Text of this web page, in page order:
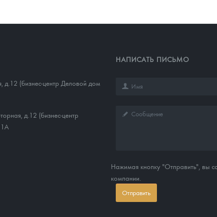
д.12 (бизнес-центр Деловой дом
д.12 (бизнес-центр
НАПИСАТЬ ПИСЬМО
Нажимая кнопку "Отправить", вы
компании.
Отправить